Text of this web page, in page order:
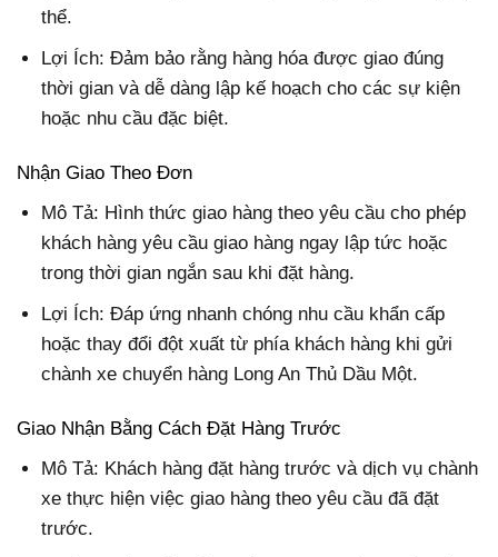
thể.
Lợi Ích: Đảm bảo rằng hàng hóa được giao đúng
thời gian và dễ dàng lập kế hoạch cho các sự kiện
hoặc nhu cầu đặc biệt.
Nhận Giao Theo Đơn
Mô Tả: Hình thức giao hàng theo yêu cầu cho phép
khách hàng yêu cầu giao hàng ngay lập tức hoặc
trong thời gian ngắn sau khi đặt hàng.
Lợi Ích: Đáp ứng nhanh chóng nhu cầu khẩn cấp
hoặc thay đổi đột xuất từ phía khách hàng khi gửi
chành xe chuyển hàng Long An Thủ Dầu Một.
Giao Nhận Bằng Cách Đặt Hàng Trước
Mô Tả: Khách hàng đặt hàng trước và dịch vụ chành
xe thực hiện việc giao hàng theo yêu cầu đã đặt
trước.